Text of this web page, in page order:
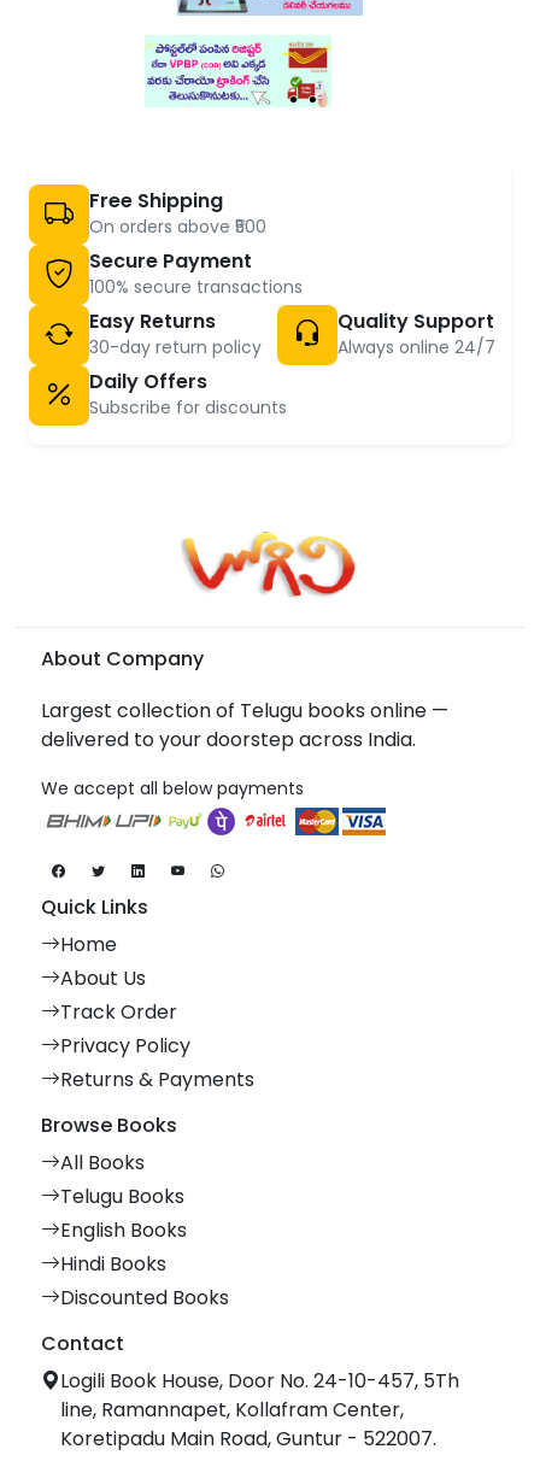
Free Shipping
On orders above ₹500
Secure Payment
100% secure transactions
Easy Returns
30-day return policy
Quality Support
Always online 24/7
Daily Offers
Subscribe for discounts
About Company
Largest collection of Telugu books online —
delivered to your doorstep across India.
We accept all below payments
Quick Links
Home
About Us
Track Order
Privacy Policy
Returns & Payments
Browse Books
All Books
Telugu Books
English Books
Hindi Books
Discounted Books
Contact
Logili Book House, Door No. 24-10-457, 5Th
line, Ramannapet, Kollafram Center,
Koretipadu Main Road, Guntur - 522007.